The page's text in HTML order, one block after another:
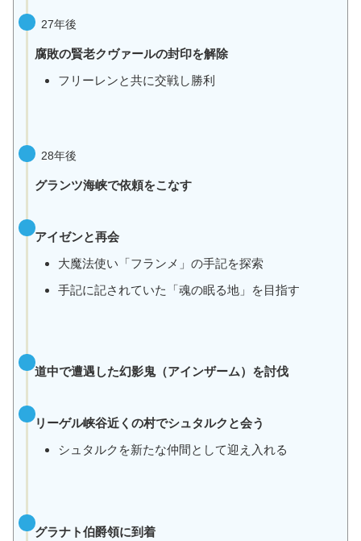
27年後
腐敗の賢老クヴァールの封印を解除
フリーレンと共に交戦し勝利
28年後
グランツ海峡で依頼をこなす
アイゼンと再会
大魔法使い「フランメ」の手記を探索
手記に記されていた「魂の眠る地」を目指す
道中で遭遇した幻影鬼（アインザーム）を討伐
リーゲル峡谷近くの村でシュタルクと会う
シュタルクを新たな仲間として迎え入れる
グラナト伯爵領に到着